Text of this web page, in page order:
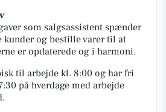
som salgsassistent spænder
kunder og bestille varer til at
er opdaterede og i harmoni.
til arbejde kl. 8:00 og har fri
på hverdage med arbejde